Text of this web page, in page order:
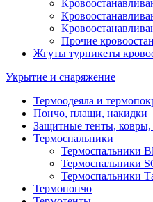
Прочие
Жгуты турникеты
Укрытие и снаряжение
Термоодеяла и
Пончо, плащи, накидки
Защитные тенты, ковры,
Термоспальники
Термоспальники
Термоспальники
Термоспальники
Термопончо